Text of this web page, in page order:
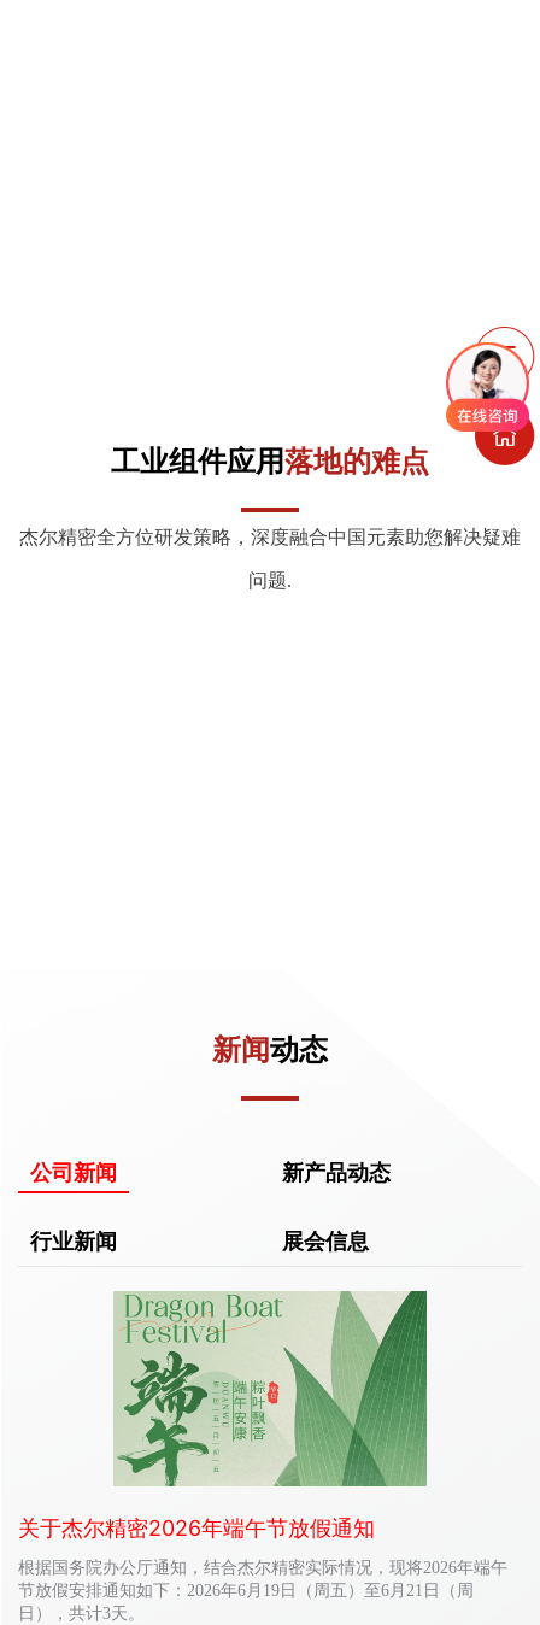
工业组件应用落地的难点
杰尔精密全方位研发策略，深度融合中国元素助您解决疑难
问题.
新闻动态
公司新闻 新产品动态
行业新闻 展会信息
关于杰尔精密2026年端午节放假通知
根据国务院办公厅通知，结合杰尔精密实际情况，现将2026年端午
节放假安排通知如下：2026年6月19日（周五）至6月21日（周
日），共计3天。